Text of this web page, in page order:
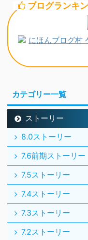
ブログランキ
カテゴリー一覧
ストーリー
8.0ストーリー
7.6前期ストーリー
7.5ストーリー
7.4ストーリー
7.3ストーリー
7.2ストーリー